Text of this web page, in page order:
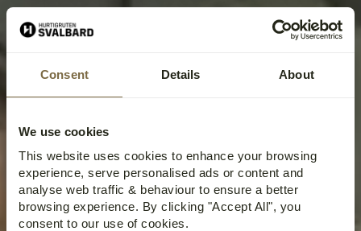
Consent Details About
We use cookies
This website uses cookies to enhance your browsing
experience, serve personalised ads or content and
analyse web traffic & behaviour to ensure a better
browsing experience. By clicking "Accept All", you
consent to our use of cookies.